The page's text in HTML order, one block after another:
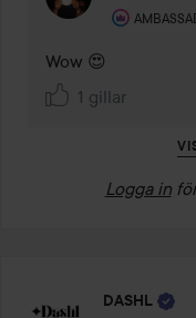
Wow 😍
1 gillar
Logga in
DASHL